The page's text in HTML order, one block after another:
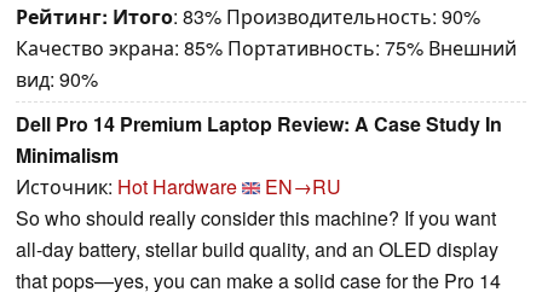
Рейтинг: Итого: 83% Производительность: 90%
Качество экрана: 85% Портативность: 75% Внешний
вид: 90%
Dell Pro 14 Premium Laptop Review: A Case Study In
Minimalism
Источник: Hot Hardware
EN→RU
So who should really consider this machine? If you want
all-day battery, stellar build quality, and an OLED display
that pops—yes, you can make a solid case for the Pro 14